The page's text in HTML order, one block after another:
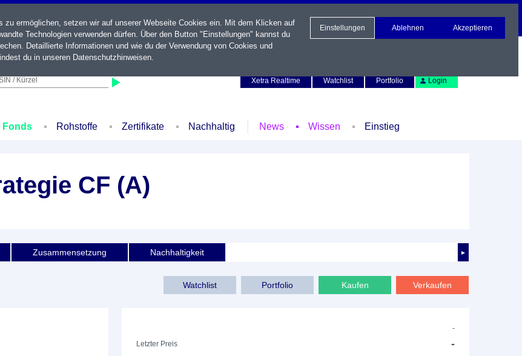
/ Kürzel
Xetra Realtime
Watchlist Portfolio Login
Fonds Rohstoffe Zertifikate Nachhaltig News Wissen Einstieg
CF (A)
►
Zusammensetzung Nachhaltigkeit
Verkaufen
Kaufen
Portfolio
Watchlist
-
Letzter Preis
-
ermöglichen, setzen wir auf unserer Webseite Cookies ein. Mit dem Klicken auf
Technologien verwenden dürfen. Über den Button "Einstellungen" kannst du
Detaillierte Informationen und wie du der Verwendung von Cookies und
du in unseren Datenschutzhinweisen.
Einstellungen Ablehnen Akzeptieren